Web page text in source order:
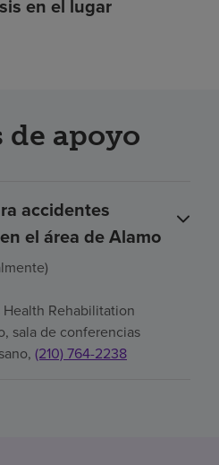
en el lugar
de apoyo
accidentes
el área de Alamo
Health Rehabilitation
sala de conferencias
(210) 764-2238